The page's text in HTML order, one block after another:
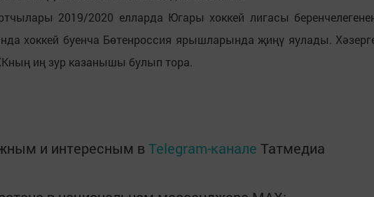
2019/2020 елларда Югары хоккей лигасы
хоккей буенча Бөтенроссия ярышларында җиңү яулады.
иң зур казанышы булып тора.
и интересным в Telegram-канале Татмедиа